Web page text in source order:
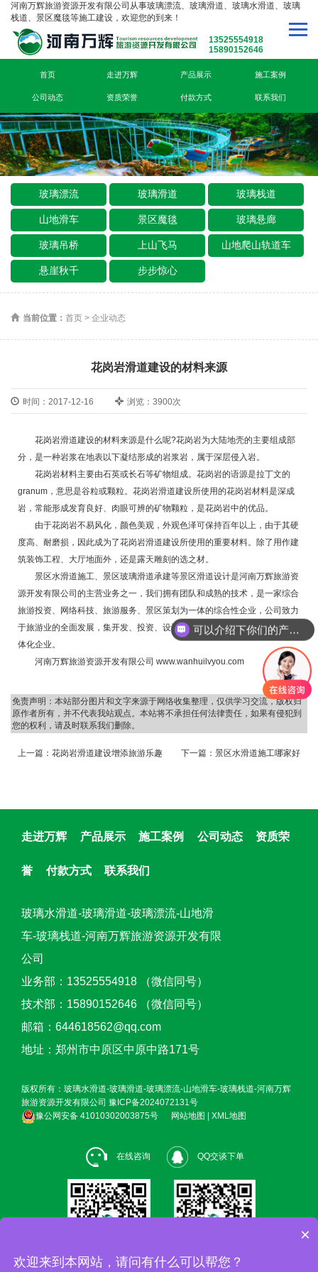
河南万辉旅游资源开发有限公司从事玻璃漂流、玻璃滑道、玻璃水滑道、玻璃
栈道、景区魔毯等施工建设，欢迎您的到来！
13525554918
15890152646
首页 走进万辉 产品展示 施工案例
公司动态 资质荣誉 付款方式 联系我们
玻璃漂流 玻璃滑道 玻璃栈道
山地滑车 景区魔毯 玻璃悬廊
玻璃吊桥 上山飞马 山地爬山轨道车
悬崖秋千 步步惊心
当前位置： 首页 > 企业动态
花岗岩滑道建设的材料来源
时间：2017-12-16 浏览：3900次
花岗岩滑道建设的材料来源是什么呢?花岗岩为大陆地壳的主要组成部
分，是一种岩浆在地表以下凝结形成的岩浆岩，属于深层侵入岩。
花岗岩材料主要由石英或长石等矿物组成。花岗岩的语源是拉丁文的
granum，意思是谷粒或颗粒。花岗岩滑道建设所使用的花岗岩材料是深成
岩，常能形成发育良好、肉眼可辨的矿物颗粒，是花岗岩中的优品。
由于花岗岩不易风化，颜色美观，外观色泽可保持百年以上，由于其硬
度高、耐磨损，因此成为了花岗岩滑道建设所使用的重要材料。除了用作建
筑装饰工程、大厅地面外，还是露天雕刻的选之材。
景区水滑道施工、景区玻璃滑道承建等景区滑道设计是河南万辉旅游资
源开发有限公司的主营业务之一，我们拥有团队和成熟的技术，是一家综合
旅游投资、网络科技、旅游服务、景区策划为一体的综合性企业，公司致力
于旅游业的全面发展，集开发、投资、设计、承建、策划、经营为一体的一
体化企业。
河南万辉旅游资源开发有限公司 www.wanhuilvyou.com
免责声明：本站部分图片和文字来源于网络收集整理，仅供学习交流，版权归
原作者所有，并不代表我站观点。本站将不承担任何法律责任，如果有侵犯到
您的权利，请及时联系我们删除。
上一篇： 花岗岩滑道建设增添旅游乐趣 下一篇： 景区水滑道施工哪家好
走进万辉 产品展示 施工案例 公司动态 资质荣
誉 付款方式 联系我们
玻璃水滑道-玻璃滑道-玻璃漂流-山地滑
车-玻璃栈道-河南万辉旅游资源开发有限
公司
业务部：13525554918 （微信同号）
技术部：15890152646 （微信同号）
邮箱：644618562@qq.com
地址：郑州市中原区中原中路171号
版权所有：玻璃水滑道-玻璃滑道-玻璃漂流-山地滑车-玻璃栈道-河南万辉
旅游资源开发有限公司 豫ICP备2024072131号
豫公网安备 41010302003875号
网站地图 | XML地图
在线咨询 QQ交谈下单
可以介绍下你们的产品么
×
欢迎来到本网站，请问有什么可以帮您？